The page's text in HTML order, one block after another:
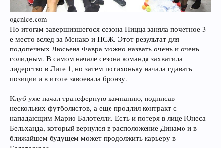
ogcnice.com
По итогам завершившегося сезона Ницца заняла почетное 3-
е место вслед за Монако и ПСЖ. Этот результат для
подопечных Люсьена Фавра можно назвать очень и очень
солидным. В самом начале сезона команда захватила
лидерство в Лиге 1, но затем потихоньку начала сдавать
позиции и в итоге завоевала бронзу.
Клуб уже начал трансферную кампанию, подписав
нескольких футболистов, а еще продлил контракт с
нападающим Марио Балотелли. Есть и потеря в лице Юнеса
Бельханда, который вернулся в расположение Динамо и в
ближайшем будущем может продолжить карьеру в